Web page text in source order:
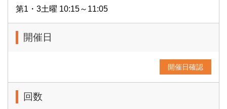
第1・3土曜 10:15～11:05
開催日
開催日確認
回数